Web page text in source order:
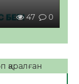
47 0
қаралған